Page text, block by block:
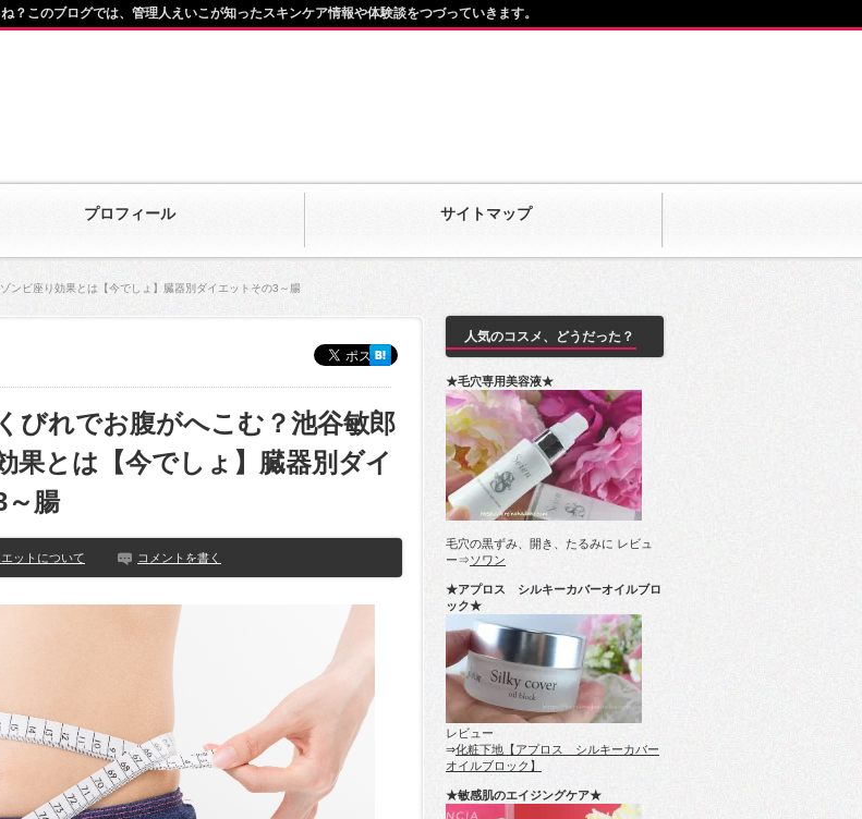
プロフィール サイトマップ
このブログでは、管理人えいこが知ったスキンケア情報や体験談をつづっていきます。
ンビ座り効果とは【今でしょ】臓器別ダイエットその3～腸
びれでお腹がへこむ？池谷敏郎
果とは【今でしょ】臓器別ダイ
～腸
ットについて コメントを書く
人気のコスメ、どうだった？
★毛穴専用美容液★
毛穴の黒ずみ、開き、たるみに レビュ
ー⇒ソワン
★アプロス シルキーカバーオイルブロ
ック★
レビュー
⇒化粧下地【アプロス シルキーカバー
オイルブロック】
★敏感肌のエイジングケア★